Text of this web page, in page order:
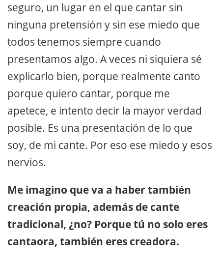
seguro, un lugar en el que cantar sin
ninguna pretensión y sin ese miedo que
todos tenemos siempre cuando
presentamos algo. A veces ni siquiera sé
explicarlo bien, porque realmente canto
porque quiero cantar, porque me
apetece, e intento decir la mayor verdad
posible. Es una presentación de lo que
soy, de mi cante. Por eso ese miedo y esos
nervios.
Me imagino que va a haber también
creación propia, además de cante
tradicional, ¿no? Porque tú no solo eres
cantaora, también eres creadora.